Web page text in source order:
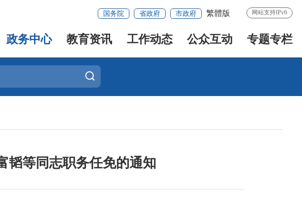
国务院 省政府 市政府 繁體版 网站支持IPv6
政务中心 教育资讯 工作动态 公众互动 专题专栏
韬等同志职务任免的通知